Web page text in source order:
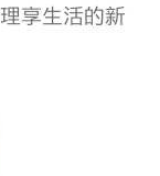
享生活的新